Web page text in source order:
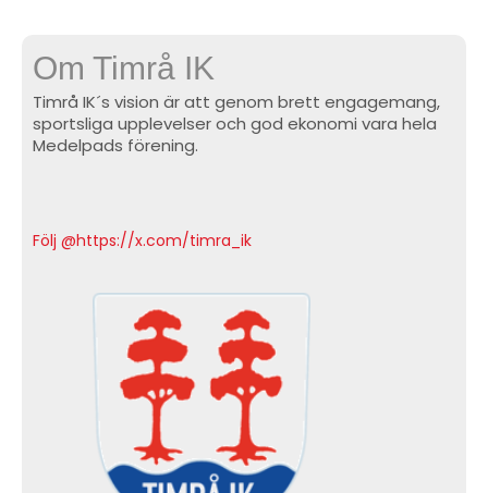
Om Timrå IK
Timrå IK´s vision är att genom brett engagemang,
sportsliga upplevelser och god ekonomi vara hela
Medelpads förening.
Följ @https://x.com/timra_ik